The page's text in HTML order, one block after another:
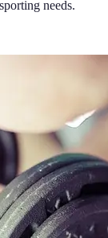
needs.